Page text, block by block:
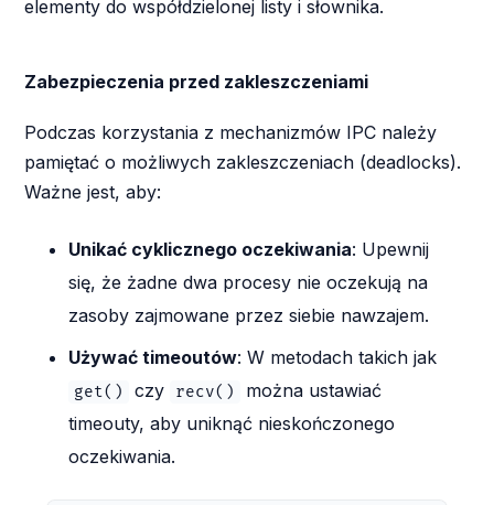
elementy do współdzielonej listy i słownika.
Zabezpieczenia przed zakleszczeniami
Podczas korzystania z mechanizmów IPC należy
pamiętać o możliwych zakleszczeniach (deadlocks).
Ważne jest, aby:
Unikać cyklicznego oczekiwania: Upewnij
się, że żadne dwa procesy nie oczekują na
zasoby zajmowane przez siebie nawzajem.
Używać timeoutów: W metodach takich jak
get() czy recv()
można ustawiać
timeouty, aby uniknąć nieskończonego
oczekiwania.